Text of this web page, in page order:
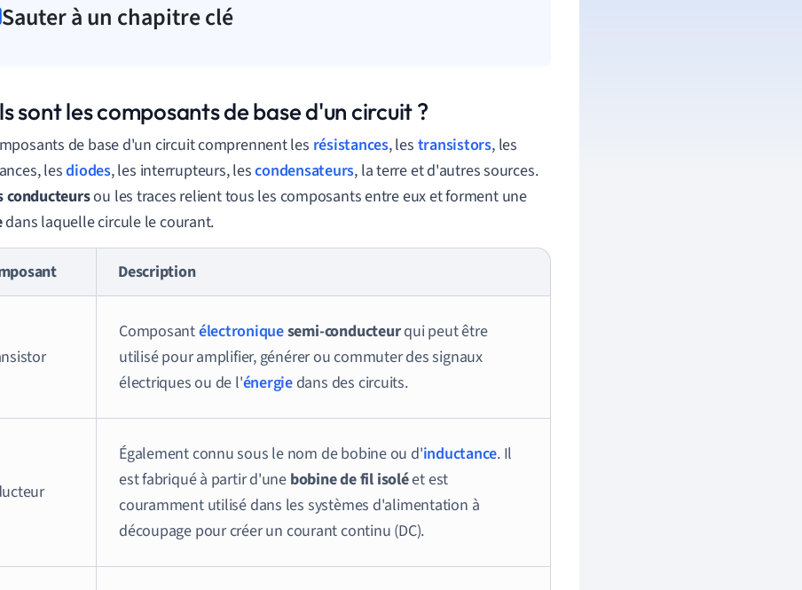
Sauter à un chapitre clé
sont les composants de base d'un circuit ?
de base d'un circuit comprennent les résistances, les transistors, les
lesdiodes, les interrupteurs, lescondensateurs, la terre et d'autres sources.
conducteursou les traces relient tous les composants entre eux et forment une
dans laquelle circule le courant.
Description
Composantélectroniquesemi-conducteurqui peut être
utilisé pour amplifier, générer ou commuter des signaux
électriques ou de l'énergiedans des circuits.
Également connu sous le nom de bobine ou d'inductance. Il
est fabriqué à partir d'une bobine de fil isoléet est
couramment utilisé dans les systèmes d'alimentation à
découpage pour créer un courant continu (DC).